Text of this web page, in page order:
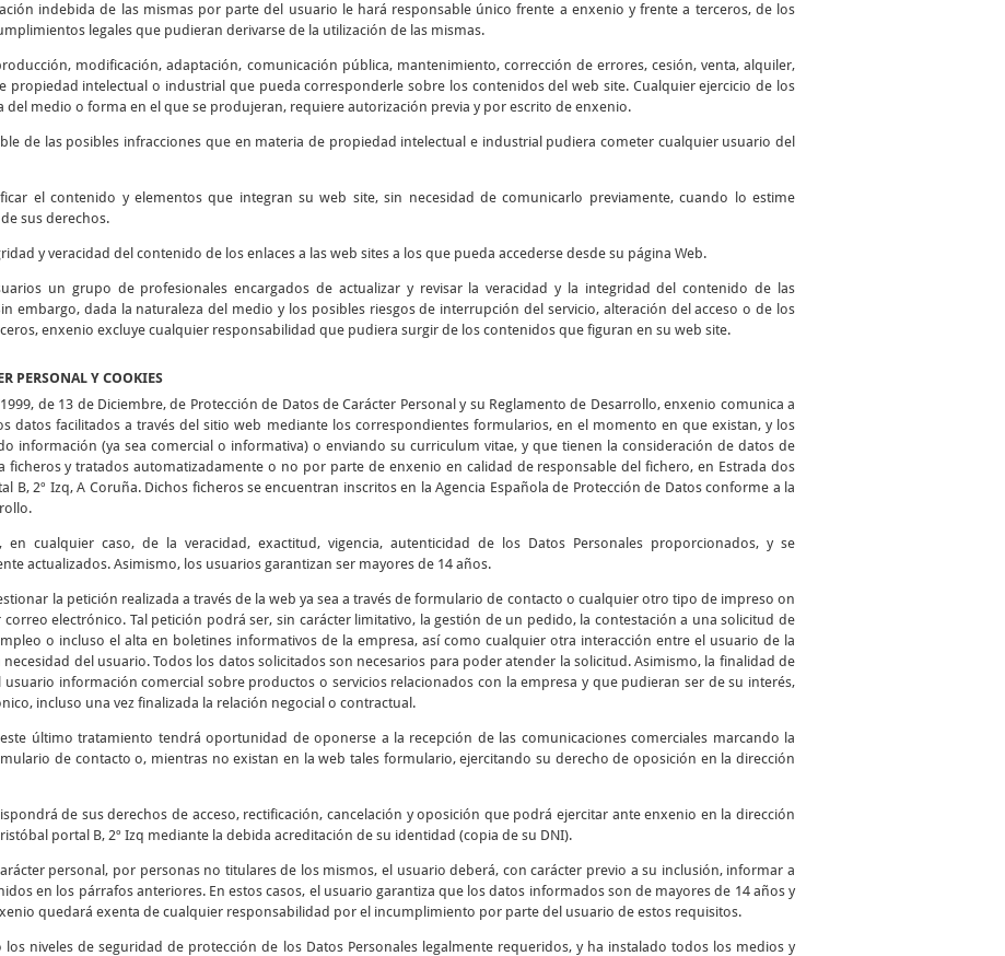
indebida de las mismas por parte del usuario le hará responsable único frente a enxenio y frente a terceros, de los
legales que pudieran derivarse de la utilización de las mismas.
modificación, adaptación, comunicación pública, mantenimiento, corrección de errores, cesión, venta, alquiler,
intelectual o industrial que pueda corresponderle sobre los contenidos del web site. Cualquier ejercicio de los
medio o forma en el que se produjeran, requiere autorización previa y por escrito de enxenio.
de las posibles infracciones que en materia de propiedad intelectual e industrial pudiera cometer cualquier usuario del
el contenido y elementos que integran su web site, sin necesidad de comunicarlo previamente, cuando lo estime
sus derechos.
y veracidad del contenido de los enlaces a las web sites a los que pueda accederse desde su página Web.
un grupo de profesionales encargados de actualizar y revisar la veracidad y la integridad del contenido de las
embargo, dada la naturaleza del medio y los posibles riesgos de interrupción del servicio, alteración del acceso o de los
enxenio excluye cualquier responsabilidad que pudiera surgir de los contenidos que figuran en su web site.
PERSONAL Y COOKIES
de 13 de Diciembre, de Protección de Datos de Carácter Personal y su Reglamento de Desarrollo, enxenio comunica a
datos facilitados a través del sitio web mediante los correspondientes formularios, en el momento en que existan, y los
información (ya sea comercial o informativa) o enviando su curriculum vitae, y que tienen la consideración de datos de
ficheros y tratados automatizadamente o no por parte de enxenio en calidad de responsable del fichero, en Estrada dos
B, 2º Izq, A Coruña. Dichos ficheros se encuentran inscritos en la Agencia Española de Protección de Datos conforme a la
en cualquier caso, de la veracidad, exactitud, vigencia, autenticidad de los Datos Personales proporcionados, y se
actualizados. Asimismo, los usuarios garantizan ser mayores de 14 años.
la petición realizada a través de la web ya sea a través de formulario de contacto o cualquier otro tipo de impreso on
electrónico. Tal petición podrá ser, sin carácter limitativo, la gestión de un pedido, la contestación a una solicitud de
o incluso el alta en boletines informativos de la empresa, así como cualquier otra interacción entre el usuario de la
del usuario. Todos los datos solicitados son necesarios para poder atender la solicitud. Asimismo, la finalidad de
usuario información comercial sobre productos o servicios relacionados con la empresa y que pudieran ser de su interés,
incluso una vez finalizada la relación negocial o contractual.
último tratamiento tendrá oportunidad de oponerse a la recepción de las comunicaciones comerciales marcando la
de contacto o, mientras no existan en la web tales formulario, ejercitando su derecho de oposición en la dirección
de sus derechos de acceso, rectificación, cancelación y oposición que podrá ejercitar ante enxenio en la dirección
portal B, 2º Izq mediante la debida acreditación de su identidad (copia de su DNI).
personal, por personas no titulares de los mismos, el usuario deberá, con carácter previo a su inclusión, informar a
en los párrafos anteriores. En estos casos, el usuario garantiza que los datos informados son de mayores de 14 años y
quedará exenta de cualquier responsabilidad por el incumplimiento por parte del usuario de estos requisitos.
niveles de seguridad de protección de los Datos Personales legalmente requeridos, y ha instalado todos los medios y